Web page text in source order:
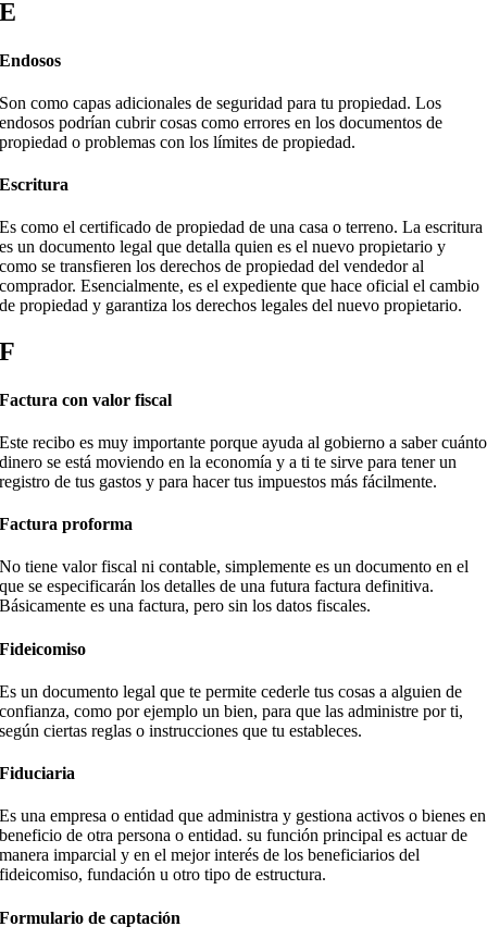
E
Endosos
Son como capas adicionales de seguridad para tu propiedad. Los
endosos podrían cubrir cosas como errores en los documentos de
propiedad o problemas con los límites de propiedad.
Escritura
Es como el certificado de propiedad de una casa o terreno. La escritura
es un documento legal que detalla quien es el nuevo propietario y
como se transfieren los derechos de propiedad del vendedor al
comprador. Esencialmente, es el expediente que hace oficial el cambio
de propiedad y garantiza los derechos legales del nuevo propietario.
F
Factura con valor fiscal
Este recibo es muy importante porque ayuda al gobierno a saber cuánto
dinero se está moviendo en la economía y a ti te sirve para tener un
registro de tus gastos y para hacer tus impuestos más fácilmente.
Factura proforma
No tiene valor fiscal ni contable, simplemente es un documento en el
que se especificarán los detalles de una futura factura definitiva.
Básicamente es una factura, pero sin los datos fiscales.
Fideicomiso
Es un documento legal que te permite cederle tus cosas a alguien de
confianza, como por ejemplo un bien, para que las administre por ti,
según ciertas reglas o instrucciones que tu estableces.
Fiduciaria
Es una empresa o entidad que administra y gestiona activos o bienes en
beneficio de otra persona o entidad. su función principal es actuar de
manera imparcial y en el mejor interés de los beneficiarios del
fideicomiso, fundación u otro tipo de estructura.
Formulario de captación